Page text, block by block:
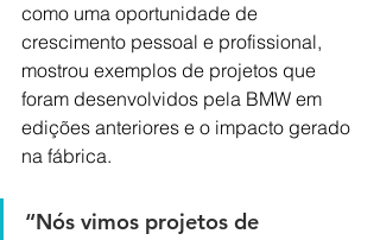
como uma oportunidade de
crescimento pessoal e profissional,
mostrou exemplos de projetos que
foram desenvolvidos pela BMW em
edições anteriores e o impacto gerado
na fábrica.
“Nós vimos projetos de